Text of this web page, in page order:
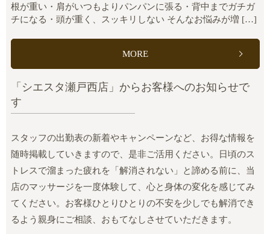
根が重い・肩がいつもよりパンパンに張る・背中までガチガ
チになる・頭が重く、スッキリしない そんなお悩みが増 […]
MORE
「シエスタ瀬戸西店」からお客様へのお知らせで
す
スタッフの出勤表の新着やキャンペーンなど、お得な情報を
随時掲載していきますので、是非ご活用ください。日頃のス
トレスで溜まった疲れを「解消されない」と諦める前に、当
店のマッサージを一度体験して、心と身体の変化を感じてみ
てください。お客様ひとりひとりの不安を少しでも解消でき
るよう親身にご相談、おもてなしさせていただきます。